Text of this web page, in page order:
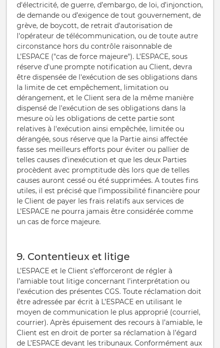
d'électricité, de guerre, d’embargo, de loi, d’injonction,
de demande ou d’exigence de tout gouvernement, de
grève, de boycott, de retrait d'autorisation de
l'opérateur de télécommunication, ou de toute autre
circonstance hors du contrôle raisonnable de
L’ESPACE ("cas de force majeure"). L’ESPACE, sous
réserve d'une prompte notification au Client, devra
être dispensée de l'exécution de ses obligations dans
la limite de cet empêchement, limitation ou
dérangement, et le Client sera de la même manière
dispensé de l'exécution de ses obligations dans la
mesure où les obligations de cette partie sont
relatives à l'exécution ainsi empêchée, limitée ou
dérangée, sous réserve que la Partie ainsi affectée
fasse ses meilleurs efforts pour éviter ou pallier de
telles causes d'inexécution et que les deux Parties
procèdent avec promptitude dès lors que de telles
causes auront cessé ou été supprimées. A toutes fins
utiles, il est précisé que l’impossibilité financière pour
le Client de payer les frais relatifs aux services de
L’ESPACE ne pourra jamais être considérée comme
un cas de force majeure.
9. Contentieux et litige
L’ESPACE et le Client s’efforceront de régler à
l’amiable tout litige concernant l’interprétation ou
l’exécution des présentes CGS. Toute réclamation doit
être adressée par écrit à L’ESPACE en utilisant le
moyen de communication le plus approprié (courriel,
courrier). Après épuisement des recours à l’amiable, le
Client est en droit de porter sa réclamation à l’égard
de L’ESPACE devant les tribunaux. Conformément aux